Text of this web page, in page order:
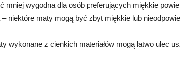
mniej wygodna dla osób preferujących miękkie
– niektóre maty mogą być zbyt miękkie lub
wykonane z cienkich materiałów mogą łatwo ulec